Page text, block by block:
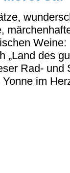
„Land des
Rad- und
im